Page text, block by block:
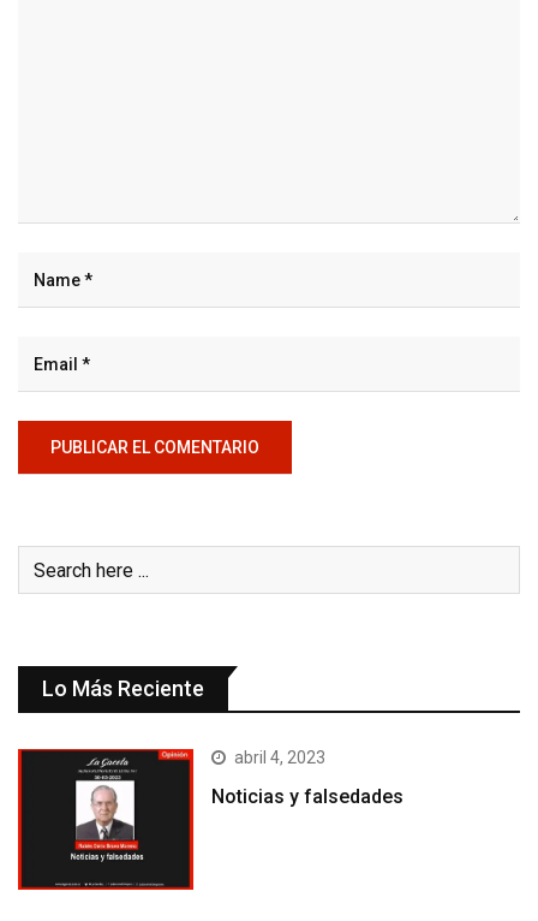
Lo Más Reciente
abril 4, 2023
Noticias y falsedades